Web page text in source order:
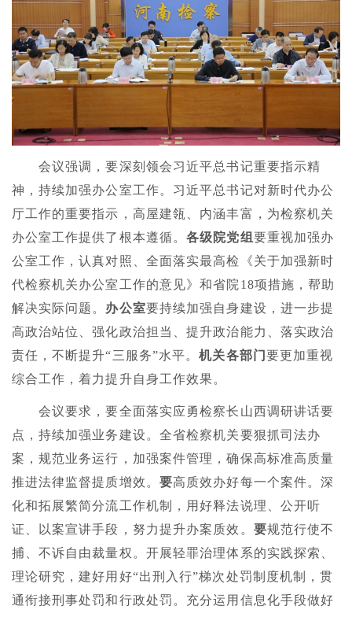
会议强调，要深刻领会习近平总书记重要指示精
神，持续加强办公室工作。习近平总书记对新时代办公
厅工作的重要指示，高屋建瓴、内涵丰富，为检察机关
办公室工作提供了根本遵循。各级院党组 要重视加强办
公室工作，认真对照、全面落实最高检《关于加强新时
代检察机关办公室工作的意见》和省院18项措施，帮助
解决实际问题。 办公室要持续加强自身建设，进一步提
高政治站位、强化政治担当、提升政治能力、落实政治
责任，不断提升“三服务”水平。机关各部门 要更加重视
综合工作，着力提升自身工作效果。
会议要求，要全面落实应勇检察长山西调研讲话要
点，持续加强业务建设。全省检察机关要狠抓司法办
案，规范业务运行，加强案件管理，确保高标准高质量
推进法律监督提质增效。 要高质效办好每一个案件。深
化和拓展繁简分流工作机制，用好释法说理、公开听
证、以案宣讲手段，努力提升办案质效。 要规范行使不
捕、不诉自由裁量权。开展轻罪治理体系的实践探索、
理论研究，建好用好“出刑入行”梯次处罚制度机制，贯
通衔接刑事处罚和行政处罚。充分运用信息化手段做好